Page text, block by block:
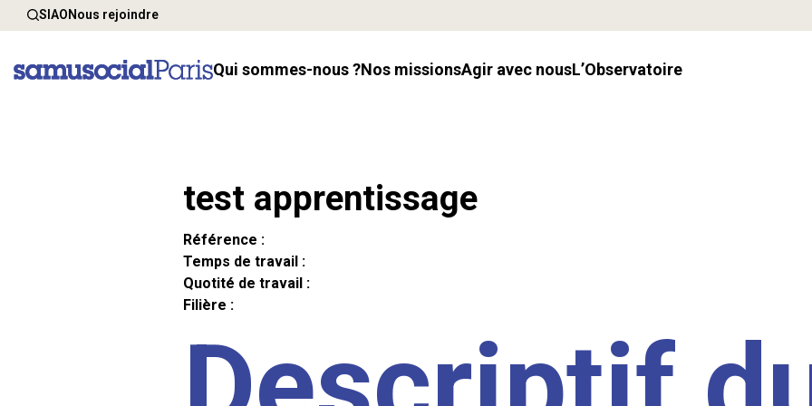
SIAONous rejoindre
Qui sommes-nous ? Nos missions Agir avec nous l’Observatoire
test apprentissage
Référence :
Temps de travail :
Quotité de travail :
Filière :